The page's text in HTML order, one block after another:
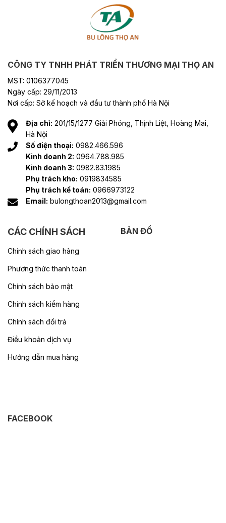
CÔNG TY TNHH PHÁT TRIỂN THƯƠNG MẠI THỌ AN
MST: 0106377045
Ngày cấp: 29/11/2013
Nơi cấp: Sở kế hoạch và đầu tư thành phố Hà Nội
Địa chỉ: 201/15/1277 Giải Phóng, Thịnh Liệt, Hoàng Mai,
Hà Nội
Số điện thoại: 0982.466.596
Kinh doanh 2: 0964.788.985
Kinh doanh 3: 0982.83.1985
Phụ trách kho: 0919834585
Phụ trách kế toán: 0966973122
Email: bulongthoan2013@gmail.com
CÁC CHÍNH SÁCH
Chính sách giao hàng
Phương thức thanh toán
Chính sách bảo mật
Chính sách kiểm hàng
Chính sách đổi trả
Điều khoản dịch vụ
Hướng dẫn mua hàng
BẢN ĐỒ
FACEBOOK